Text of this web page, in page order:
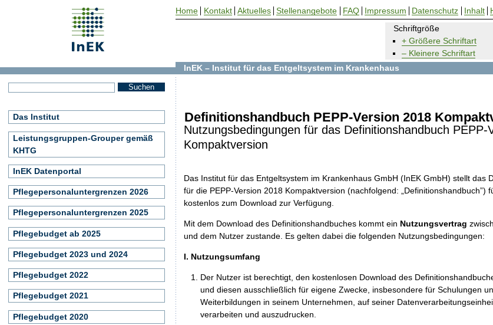
Definitionshandbuch PEPP-Version 2018
Schriftgröße
+ Größere Schriftart
– Kleinere Schriftart
Nutzungsbedingungen für das Definitionshandbuch PEPP-
Kompaktversion
Das Institut für das Entgeltsystem im Krankenhaus GmbH (InEK GmbH) stellt das
für die PEPP-Version 2018 Kompaktversion (nachfolgend: „Definitionshandbuch”)
kostenlos zum Download zur Verfügung.
Mit dem Download des Definitionshandbuches kommt ein Nutzungsvertrag
und dem Nutzer zustande. Es gelten dabei die folgenden Nutzungsbedingungen:
I. Nutzungsumfang
Der Nutzer ist berechtigt, den kostenlosen Download des
und diesen ausschließlich für eigene Zwecke, insbesondere für Schulungen
Weiterbildungen in seinem Unternehmen, auf seiner
verarbeiten und auszudrucken.
InEK – Institut für das Entgeltsystem im Krankenhaus
Das Institut
Leistungsgruppen-Grouper gemäß
KHTG
InEK Datenportal
Pflegepersonaluntergrenzen 2026
Pflegepersonaluntergrenzen 2025
Pflegebudget ab 2025
Pflegebudget 2023 und 2024
Pflegebudget 2022
Pflegebudget 2021
Pflegebudget 2020
Home Kontakt Aktuelles Stellenangebote FAQ Impressum Datenschutz Inhalt